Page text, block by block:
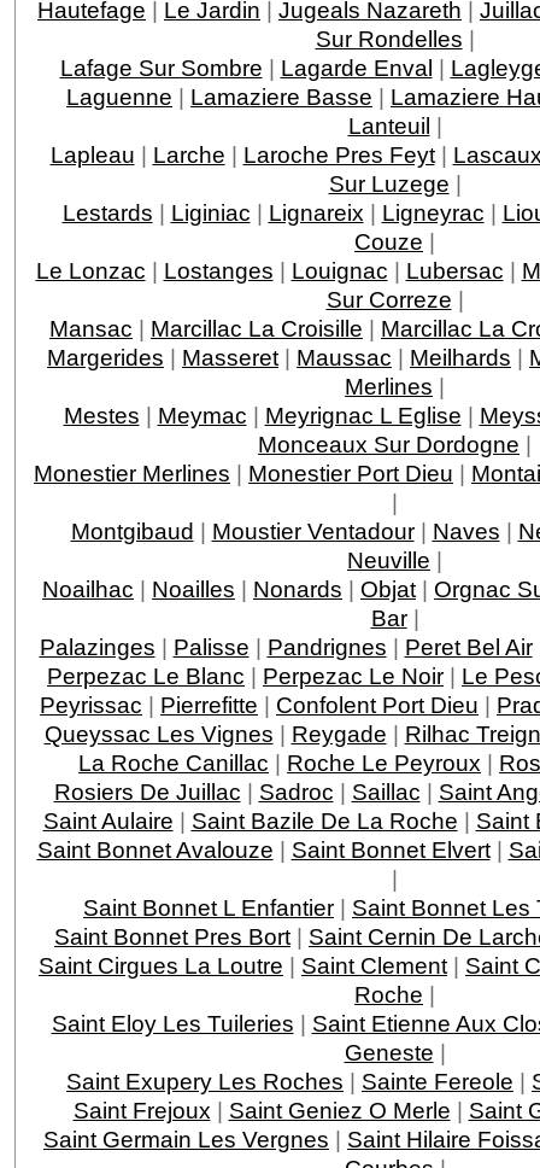
Hautefage | Le Jardin | Jugeals Nazareth |
Sur Rondelles |
Lafage Sur Sombre | Lagarde Enval |
Laguenne | Lamaziere Basse | Lamaziere
Lanteuil |
Lapleau | Larche | Laroche Pres Feyt|
Sur Luzege |
Lestards | Liginiac | Lignareix | Ligneyrac |
Couze |
Le Lonzac | Lostanges | Louignac | Lubersac |
Sur Correze |
Mansac | Marcillac La Croisille | Marcillac La
Margerides | Masseret | Maussac | Meilhards |
Merlines |
Mestes | Meymac | Meyrignac L Eglise |
Monceaux Sur Dordogne |
Monestier Merlines | Monestier Port Dieu |
|
Montgibaud | Moustier Ventadour| Naves |
Neuville |
Noailhac | Noailles | Nonards | Objat | Orgnac
Bar|
Palazinges | Palisse | Pandrignes | Peret Bel Air
Perpezac Le Blanc | Perpezac Le Noir | Le
Peyrissac | Pierrefitte | Confolent Port Dieu |
Queyssac Les Vignes | Reygade | Rilhac
La Roche Canillac | Roche Le Peyroux |
Rosiers De Juillac | Sadroc | Saillac | Saint
Saint Aulaire | Saint Bazile De La Roche | Saint
Saint Bonnet Avalouze | Saint Bonnet Elvert|
|
Saint Bonnet L Enfantier | Saint Bonnet Les
Saint Bonnet Pres Bort | Saint Cernin De
Saint Cirgues La Loutre | Saint Clement | Saint
Roche |
Saint Eloy Les Tuileries | Saint Etienne Aux
Geneste |
Saint Exupery Les Roches | Sainte Fereole |
Saint Frejoux | Saint Geniez O Merle | Saint
Saint Germain Les Vergnes | Saint Hilaire